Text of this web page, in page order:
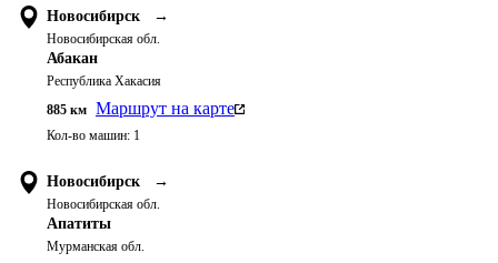
Новосибирск →
Новосибирская обл.
Абакан
Республика Хакасия
885 км Маршрут на карте
Кол-во машин: 1
Новосибирск →
Новосибирская обл.
Апатиты
Мурманская обл.